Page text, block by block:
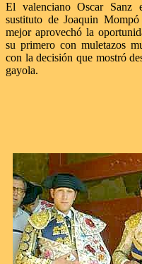
El valenciano Oscar Sanz
sustituto de Joaquin
mejor aprovechó la
su primero con muletazos
con la decisión que mostró
gayola.